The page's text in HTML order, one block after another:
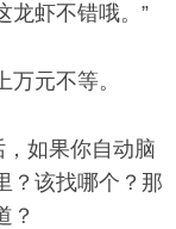
龙虾不错哦。”
元不等。
如果你自动脑
？该找哪个？那
？